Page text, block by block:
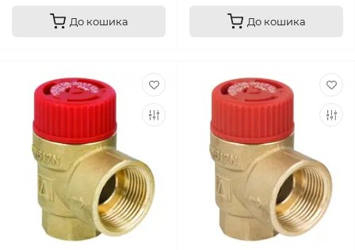
До кошика До кошика